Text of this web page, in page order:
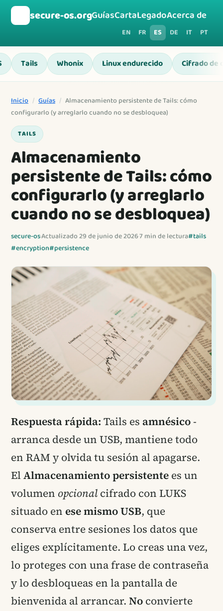
secure-os.orgGuíasCartaLegadoAcerca de
EN FR ES DE IT PT
Tails Whonix Linux endurecido Cifrado de
Inicio / Guías / Almacenamiento persistente de Tails: cómo
configurarlo (y arreglarlo cuando no se desbloquea)
TAILS
Almacenamiento
persistente de Tails: cómo
configurarlo (y arreglarlo
cuando no se desbloquea)
secure-os·Actualizado 29 de junio de 2026·7 min de lectura#tails
#encryption#persistence
Respuesta rápida: Tails es amnésico-
arranca desde un USB, mantiene todo
en RAM y olvida tu sesión al apagarse.
ElAlmacenamiento persistente es un
volumen opcional cifrado con LUKS
situado en ese mismo USB, que
conserva entre sesiones los datos que
eliges explícitamente. Lo creas una vez,
lo proteges con una frase de contraseña
y lo desbloqueas en la pantalla de
bienvenida al arrancar. No convierte